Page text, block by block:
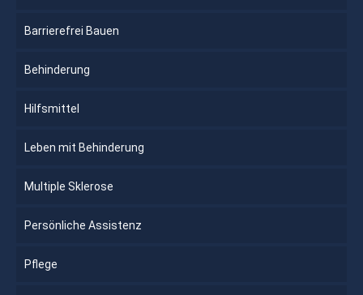
Barrierefrei Bauen
Behinderung
Hilfsmittel
Leben mit Behinderung
Multiple Sklerose
Persönliche Assistenz
Pflege